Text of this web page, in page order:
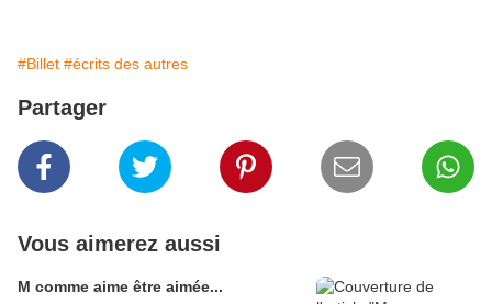
#Billet #écrits des autres
Partager
Vous aimerez aussi
M comme aime être aimée...